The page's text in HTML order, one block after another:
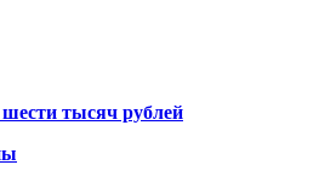
тысяч рублей